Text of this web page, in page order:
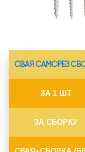
ЗА 1 ШТ
ЗА СБОРКУ